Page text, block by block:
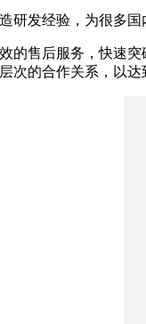
研发经验，为很多
的售后服务，快速
次的合作关系，以达